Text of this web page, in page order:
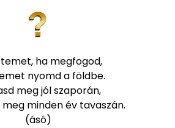
ha megfogod,
nyomd a földbe.
meg jól szaporán,
minden év tavaszán.
(ásó)